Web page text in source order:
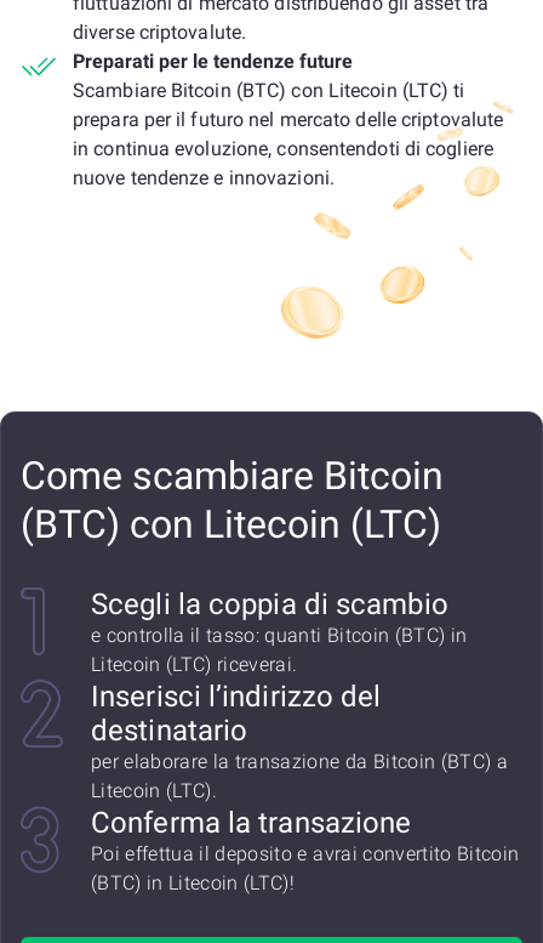
diverse criptovalute.
Preparati per le tendenze future
Scambiare Bitcoin (BTC) con Litecoin (LTC) ti
prepara per il futuro nel mercato delle criptovalute
in continua evoluzione, consentendoti di cogliere
nuove tendenze e innovazioni.
Come scambiare Bitcoin
(BTC) con Litecoin (LTC)
Scegli la coppia di scambio
e controlla il tasso: quanti Bitcoin (BTC) in
Litecoin (LTC) riceverai.
Inserisci l’indirizzo del
destinatario
per elaborare la transazione da Bitcoin (BTC) a
Litecoin (LTC).
Conferma la transazione
Poi effettua il deposito e avrai convertito Bitcoin
(BTC) in Litecoin (LTC)!